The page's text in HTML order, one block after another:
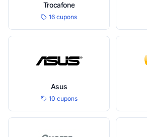
Trocafone
16 cupons
Asus
10 cupons